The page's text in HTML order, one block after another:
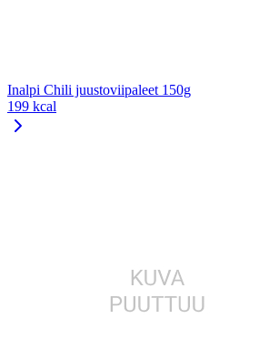
Inalpi Chili juustoviipaleet 150g
199 kcal